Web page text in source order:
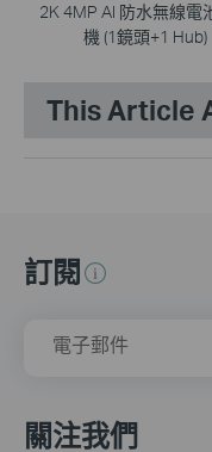
2K 4MP AI 防水無線電
機 (1鏡頭+1 Hub)
This Article
訂閱
電子郵件
關注我們